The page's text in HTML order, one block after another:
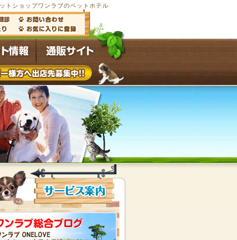
トショップワンラブのペットホテル